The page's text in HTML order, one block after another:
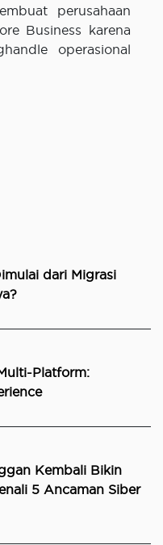
perusahaan
Business karena
operasional
dari Migrasi
Platform:
Kembali Bikin
5 Ancaman Siber